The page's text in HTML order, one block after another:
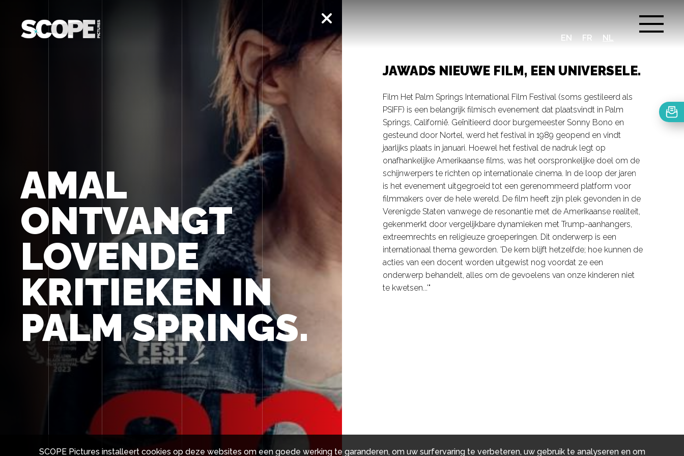
EN FR NL
AMAL
ONTVANGT
LOVENDE
KRITIEKEN IN
PALM SPRINGS.
JAWADS NIEUWE FILM, EEN UNIVERSELE.
Film Het Palm Springs International Film Festival (soms gestileerd als
PSIFF) is een belangrijk filmisch evenement dat plaatsvindt in Palm
Springs, Californië. Geïnitieerd door burgemeester Sonny Bono en
gesteund door Nortel, werd het festival in 1989 geopend en vindt
jaarlijks plaats in januari. Hoewel het festival de nadruk legt op
onafhankelijke Amerikaanse films, was het oorspronkelijke doel om de
schijnwerpers te richten op internationale cinema. In de loop der jaren
is het evenement uitgegroeid tot een gerenommeerd platform voor
filmmakers over de hele wereld. De film heeft zijn plek gevonden in de
Verenigde Staten vanwege de resonantie met de Amerikaanse realiteit,
gekenmerkt door vergelijkbare dynamieken met Trump-aanhangers,
extreemrechts en religieuze groeperingen. Dit onderwerp is een
internationaal thema geworden. 'De kern blijft hetzelfde; hoe kunnen de
acties van een docent worden uitgewist nog voordat ze een
onderwerp behandelt, alles om de gevoelens van onze kinderen niet
te kwetsen...'"
SCOPE Pictures installeert cookies op deze websites om een goede werking te garanderen, om uw surfervaring te verbeteren, uw gebruik te analyseren en om